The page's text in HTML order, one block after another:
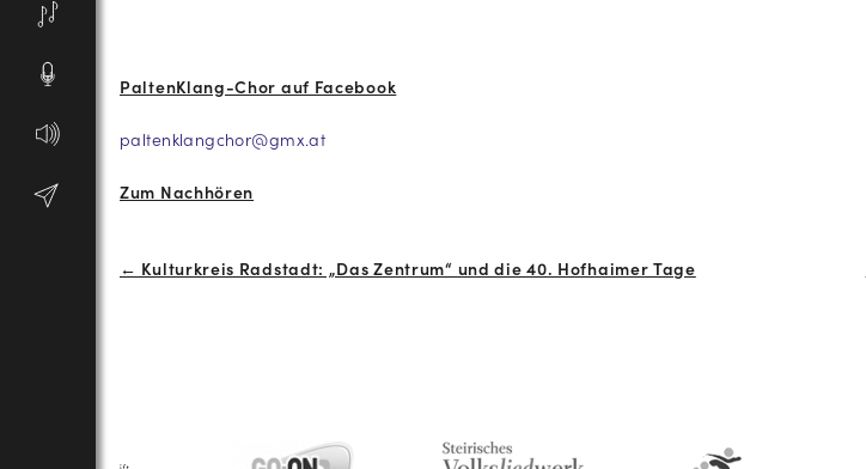
PaltenKlang-Chor auf Facebook
paltenklangchor@gmx.at
Zum Nachhören
← Kulturkreis Radstadt: „Das Zentrum“ und die 40. Hofhaimer Tage